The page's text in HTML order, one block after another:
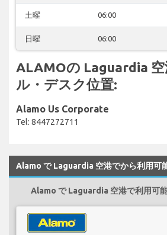
土曜 06:00
日曜 06:00
ALAMOの Laguardia 空
ル・デスク位置:
Alamo Us Corporate
Tel: 8447272711
Alamo で Laguardia 空港でから利用可
Alamo で Laguardia 空港で利用可